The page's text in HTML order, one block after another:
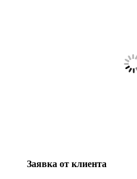
Заявка от клиента